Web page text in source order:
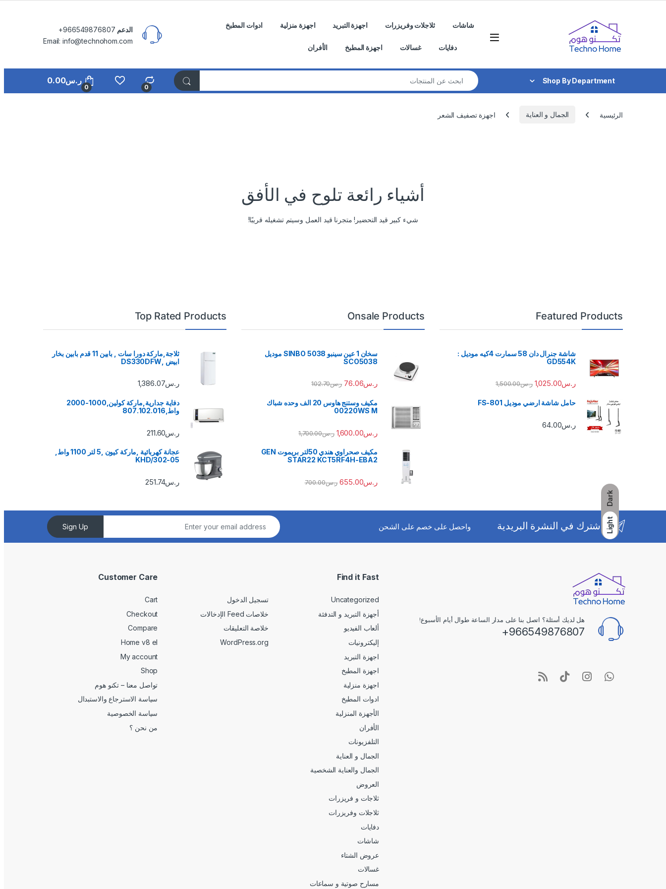
Dark
Light
شاشات ثلاجلات وفريزرات اجهزة التبريد اجهزة منزلية ادوات المطبخ
دفايات غسالات اجهزة المطبخ الأفران
الدعم
Email: info@technohom.com
Shop By Department
Search for:
0
0
ر.س0.00
الرئيسية الجمال و العناية اجهزة تصفيف الشعر
أشياء رائعة تلوح في الأفق
شيء كبير قيد التحضير! متجرنا قيد العمل وسيتم تشغيله قريبًا!
Featured Products
شاشة جنرال دان 58 سمارت 4كيه موديل :
GD554K
ر.س1,025.00 ر.س1,500.00
حامل شاشة ارضي موديل FS-801
ر.س64.00
Onsale Products
سخان 1 عين سينبو 5038 SINBO موديل
SCO5038
ر.س76.06 ر.س102.70
مكيف وستنج هاوس 20 الف وحده شباك
00220WS M
ر.س1,600.00 ر.س1,700.00
مكيف صحراوي هندي 50لتر بريموت GEN
STAR22 KCT5RF4H-EBA2
ر.س655.00 ر.س700.00
Top Rated Products
ثلاجة,ماركة دورا سات , بابين 11 قدم بابين بخار
ابيض ,DS330DFW
ر.س1,386.07
دفاية جدارية,ماركة كولين,1000-2000
واط,807.102.016
ر.س211.60
عجانة كهربائية ,ماركة كيون ,5 لتر 1100 واط,
KHD/302-05
ر.س251.74
اشترك في النشرة البريدية واحصل على خصم على الشحن Sign Up
هل لديك أسئلة؟ اتصل بنا على مدار الساعة طوال أيام الأسبوع!
Find it Fast
Uncategorized
أجهزة التبريد و التدفئة
ألعاب الفيديو
إليكترونيات
اجهزة التبريد
اجهزة المطبخ
اجهزة منزلية
ادوات المطبخ
الأجهزة المنزلية
الأفران
التلفزيونات
الجمال و العناية
الجمال والعناية الشخصية
العروض
ثلاجات و فريزرات
ثلاجلات وفريزرات
دفايات
شاشات
عروض الشتاء
غسالات
مسارح صوتية و سماعات
تسجيل الدخول
خلاصات Feed الإدخالات
خلاصة التعليقات
WordPress.org
Customer Care
Cart
Checkout
Compare
Home v8 el
My account
Shop
تواصل معنا – تكنو هوم
سياسة الاسترجاع والاستبدال
سياسة الخصوصية
من نحن ؟